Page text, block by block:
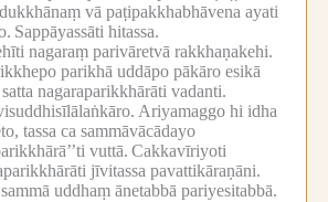
vā paṭipakkhabhāvena ayati
Sappāyassāti hitassa.
nagaraṃ parivāretvā rakkhaṇakehi.
parikhā uddāpo pākāro esikā
nagaraparikkhārāti vadanti.
Ariyamaggo hi idha
tassa ca sammāvācādayo
vuttā. Cakkavīriyoti
jīvitassa pavattikāraṇāni.
uddhaṃ ānetabbā pariyesitabbā.